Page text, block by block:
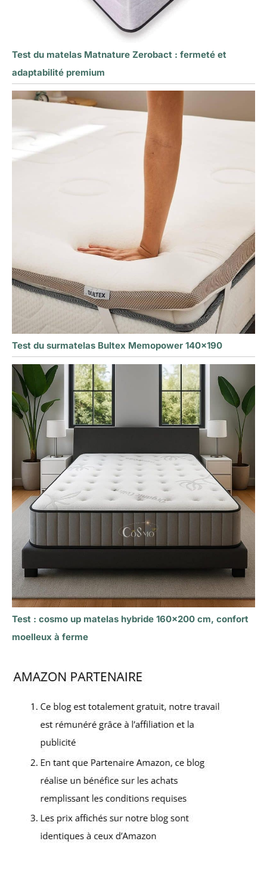
Test du matelas Matnature Zerobact : fermeté et
adaptabilité premium
Test du surmatelas Bultex Memopower 140×190
Test : cosmo up matelas hybride 160×200 cm, confort
moelleux à ferme